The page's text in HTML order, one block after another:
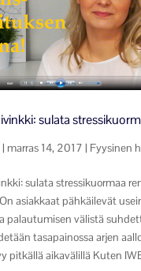
sulata
| marras 14, 2017 | Fyysinen
sulata stressikuormaa
asiakkaat pähkäilevät
palautumisen välistä
tasapainossa arjen
pitkällä aikavälillä Kuten